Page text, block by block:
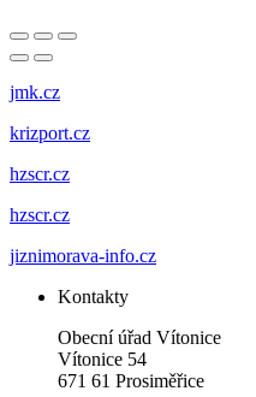
jmk.cz
krizport.cz
hzscr.cz
hzscr.cz
jiznimorava-info.cz
Kontakty
Obecní úřad Vítonice
Vítonice 54
671 61 Prosiměřice